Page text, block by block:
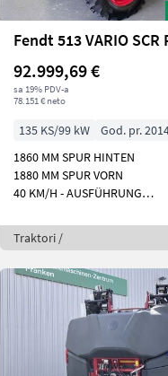
Fendt 513 VARIO SCR
92.999,69 €
sa 19% PDV-a
78.151 € neto
135 KS/99 kW God. pr.
1860 MM SPUR HINTEN
1880 MM SPUR VORN
40 KM/H - AUSFÜHRUNG
Traktori /